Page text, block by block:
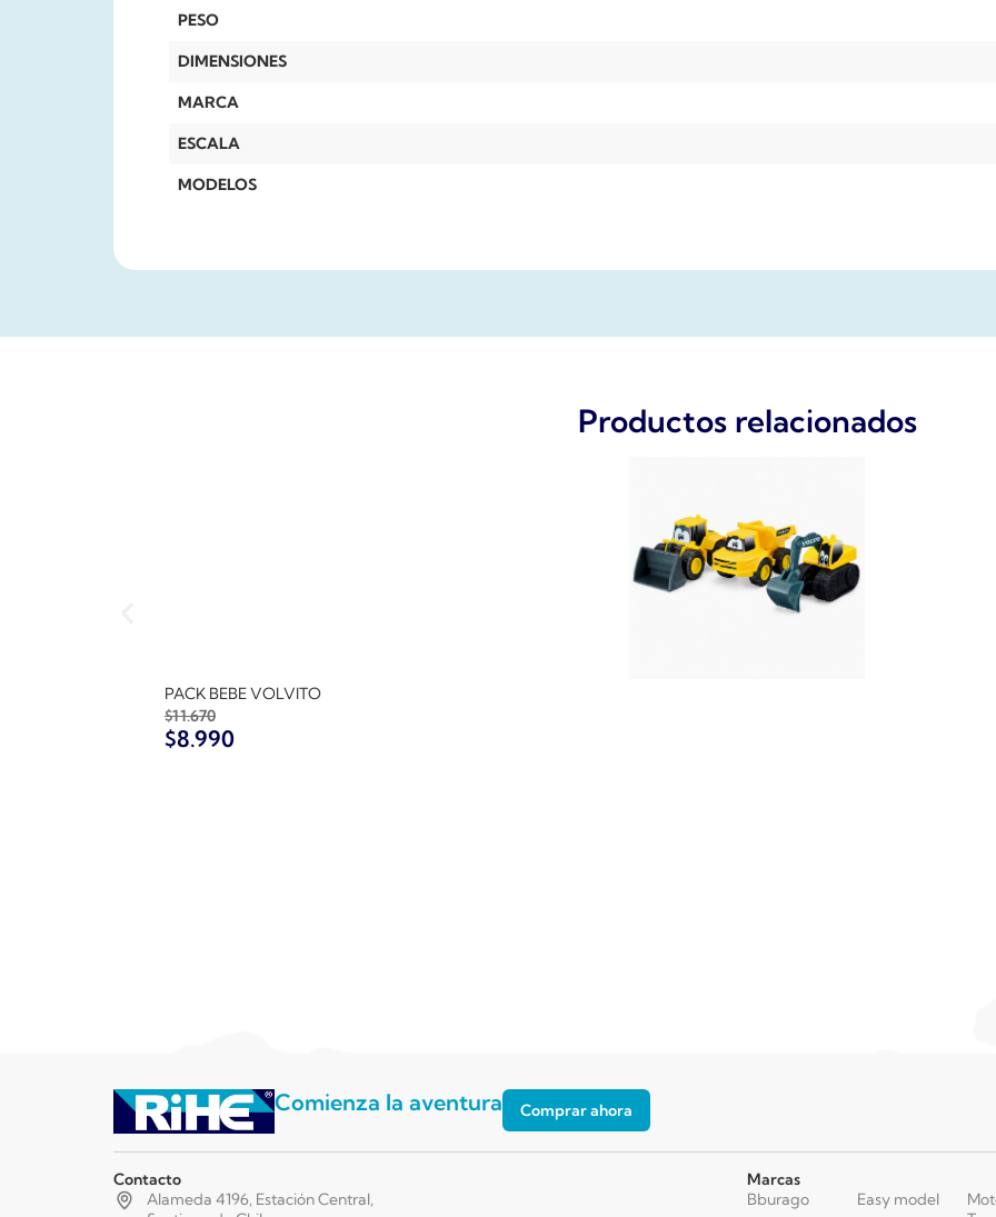
PESO
DIMENSIONES
MARCA
ESCALA
MODELOS
Productos relacionados
PACK BEBE VOLVITO
$11.670
$8.990
Comienza la aventura Comprar ahora
Contacto
Alameda 4196, Estación Central,
Marcas
Bburago
Easy model